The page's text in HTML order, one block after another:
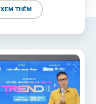
XEM THÊM